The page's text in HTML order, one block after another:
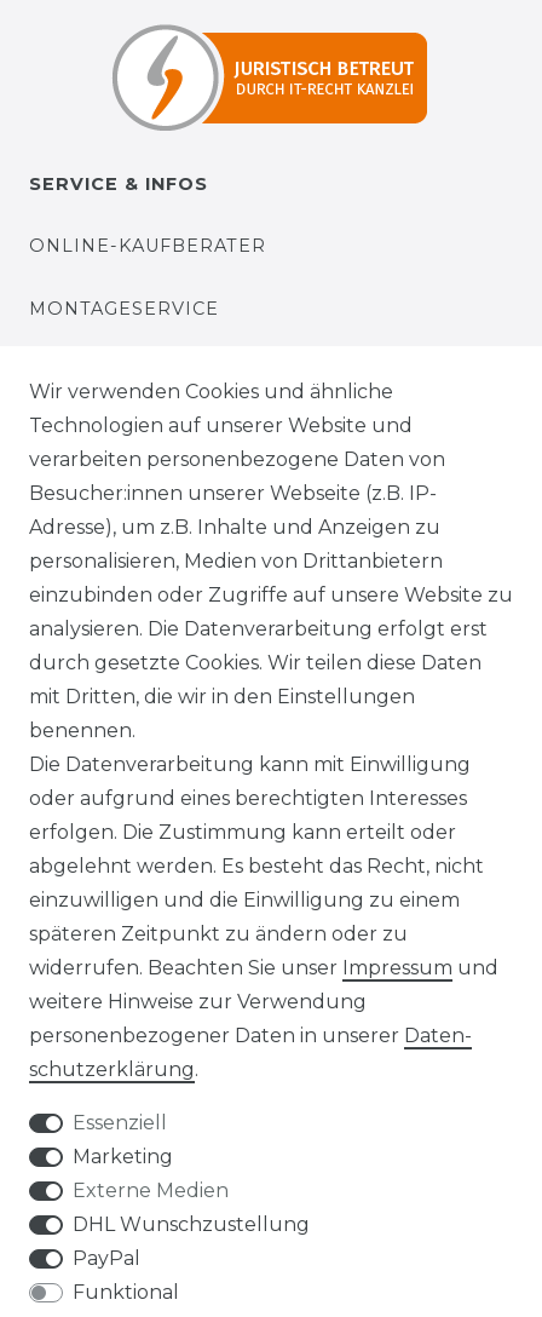
SERVICE & INFOS
ONLINE-KAUFBERATER
MONTAGESERVICE
BEZAHLUNG
KLIMA- UND UMWELTSCHUTZ
LEXIKON
UNTERNEHMEN
ÜBER UNS
HERSTELLER
REFERENZEN
VERTRAG WIDERRUFEN
Wir verwenden Cookies und ähnliche
Technologien auf unserer Website und
verarbeiten personenbezogene Daten von
Besucher:innen unserer Webseite (z.B. IP-
Adresse), um z.B. Inhalte und Anzeigen zu
personalisieren, Medien von Drittanbietern
einzubinden oder Zugriffe auf unsere Website zu
analysieren. Die Datenverarbeitung erfolgt erst
durch gesetzte Cookies. Wir teilen diese Daten
mit Dritten, die wir in den Einstellungen
benennen.
Die Datenverarbeitung kann mit Einwilligung
oder aufgrund eines berechtigten Interesses
erfolgen. Die Zustimmung kann erteilt oder
abgelehnt werden. Es besteht das Recht, nicht
einzuwilligen und die Einwilligung zu einem
späteren Zeitpunkt zu ändern oder zu
widerrufen. Beachten Sie unser Impressum und
weitere Hinweise zur Verwendung
personenbezogener Daten in unserer Daten­
schutz­erklärung.
Essenziell
Marketing
Externe Medien
DHL Wunschzustellung
PayPal
Funktional